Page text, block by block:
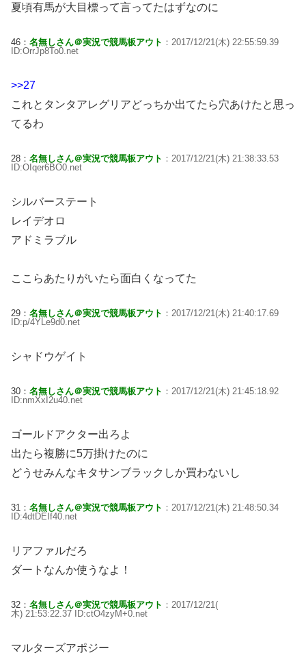
夏頃有馬が大目標って言ってたはずなのに
46： 名無しさん＠実況で競馬板アウト ：2017/12/21(木) 22:55:59.39
ID:OrrJp8To0.net
>>27
これとタンタアレグリアどっちか出てたら穴あけたと思っ
てるわ
28： 名無しさん＠実況で競馬板アウト ：2017/12/21(木) 21:38:33.53
ID:OIqer6BO0.net
シルバーステート
レイデオロ
アドミラブル
ここらあたりがいたら面白くなってた
29： 名無しさん＠実況で競馬板アウト ：2017/12/21(木) 21:40:17.69
ID:p/4YLe9d0.net
シャドウゲイト
30： 名無しさん＠実況で競馬板アウト ：2017/12/21(木) 21:45:18.92
ID:nmXxI2u40.net
ゴールドアクター出ろよ
出たら複勝に5万掛けたのに
どうせみんなキタサンブラックしか買わないし
31： 名無しさん＠実況で競馬板アウト ：2017/12/21(木) 21:48:50.34
ID:4dtDEIf40.net
リアファルだろ
ダートなんか使うなよ！
32： 名無しさん＠実況で競馬板アウト ：2017/12/21(
木) 21:53:22.37 ID:ctO4zyM+0.net
マルターズアポジー